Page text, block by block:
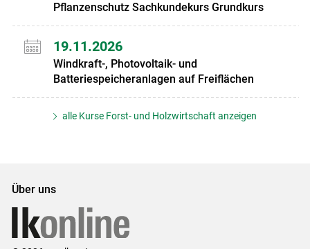
Pflanzenschutz Sachkundekurs Grundkurs
19.11.2026
Windkraft-, Photovoltaik- und
Batteriespeicheranlagen auf Freiflächen
alle Kurse Forst- und Holzwirtschaft anzeigen
Über uns